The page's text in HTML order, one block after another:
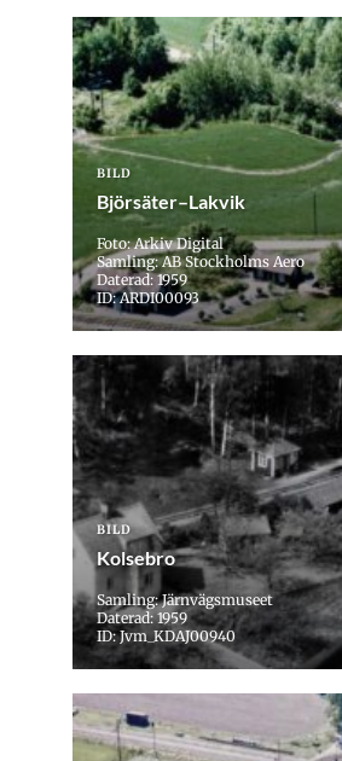
BILD
Björsäter–Lakvik
Foto: Arkiv Digital
Samling: AB Stockholms Aero
Daterad: 1959
ID: ARDI00093
BILD
Kolsebro
Samling: Järnvägsmuseet
Daterad: 1959
ID: Jvm_KDAJ00940